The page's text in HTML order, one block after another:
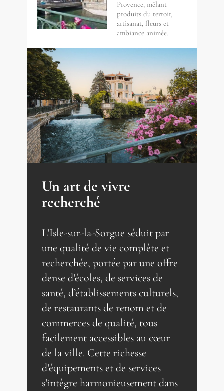
Provence, mêlant
produits du terroir,
artisanat, fleurs et
ambiance animée.
Un art de vivre
recherché
L’Isle-sur-la-Sorgue séduit par
une qualité de vie complète et
recherchée, portée par une offre
dense d’écoles, de services de
santé, d’établissements culturels,
de restaurants de renom et de
commerces de qualité, tous
facilement accessibles au cœur
de la ville. Cette richesse
d’équipements et de services
s’intègre harmonieusement dans